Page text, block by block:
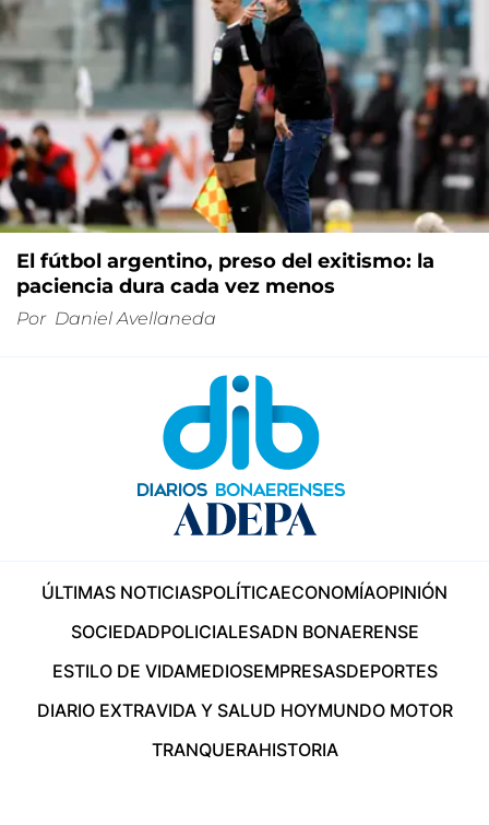
El fútbol argentino, preso del exitismo: la
paciencia dura cada vez menos
Por Daniel Avellaneda
ÚLTIMAS NOTICIASPOLÍTICAECONOMÍAOPINIÓN
SOCIEDADPOLICIALESADN BONAERENSE
ESTILO DE VIDAMEDIOSEMPRESASDEPORTES
DIARIO EXTRAVIDA Y SALUD HOYMUNDO MOTOR
TRANQUERAHISTORIA